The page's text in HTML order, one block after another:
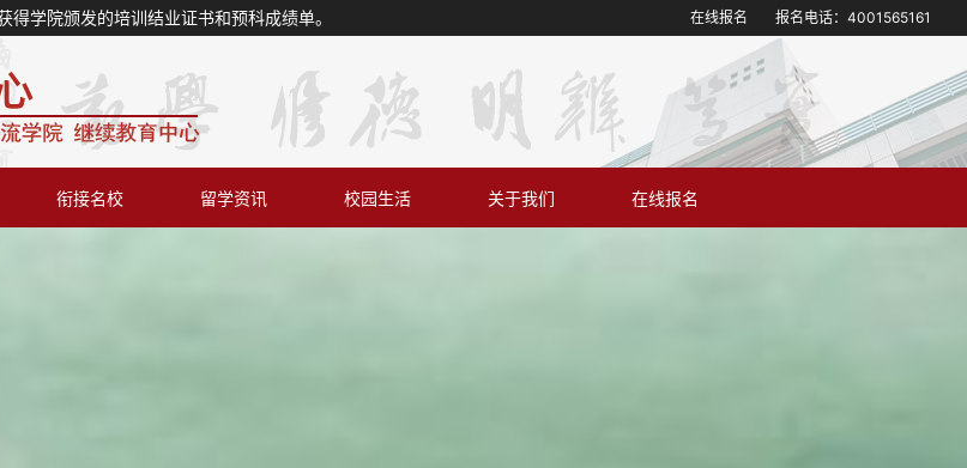
学院颁发的培训结业证书和预科成绩单。 在线报名 报名电话： 4001565161
衔接名校 留学资讯 校园生活 关于我们 在线报名